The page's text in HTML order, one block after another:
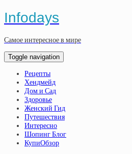
Infodays
Самое интересное в мире
Toggle navigation
Рецепты
Хендмейд
Дом и Сад
Здоровье
Женский Гид
Путешествия
Интересно
Шопинг Блог
КупиОбзор